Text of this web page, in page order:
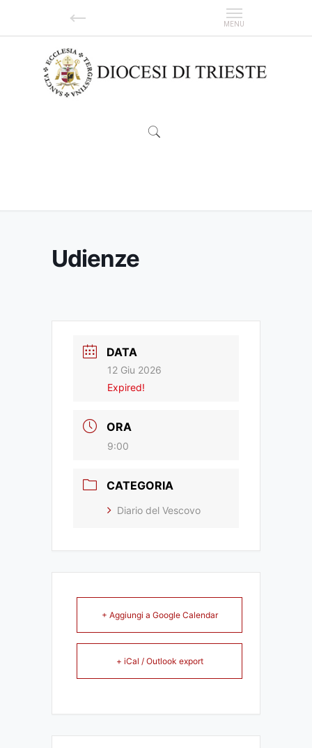
Udienze
DATA
12 Giu 2026
Expired!
ORA
9:00
CATEGORIA
Diario del Vescovo
+ Aggiungi a Google Calendar
+ iCal / Outlook export